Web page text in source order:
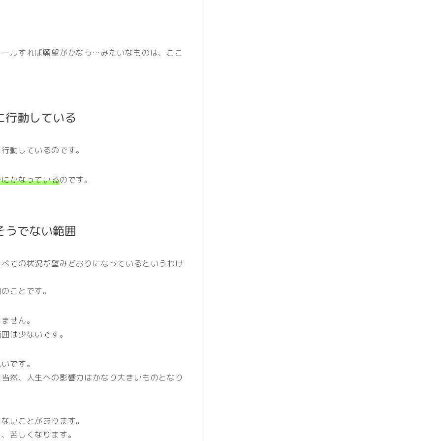
ルすれば願望がかなう…みたいなものは、ここ
行動している
動しているのです。
かなっているのです。
うでない範囲
ての状況が望みどおりになっているというわけ
ことです。
せん。
は少ないです。
です。
然、人生への影響力はかなり大きいものとなり
いことがあります。
苦しくなります。